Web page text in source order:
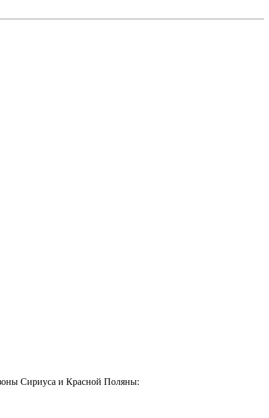
Сириуса и Красной Поляны: